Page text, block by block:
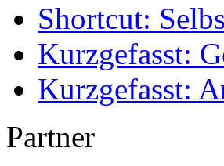
Shortcut:
Kurzgefasst:
Kurzgefasst:
Partner